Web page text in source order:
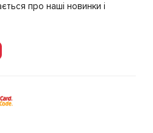
про наші новинки і